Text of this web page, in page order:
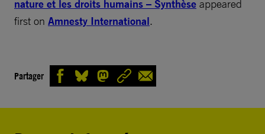
nature et les droits humains – Synthèse appeared
first on Amnesty International.
Partager